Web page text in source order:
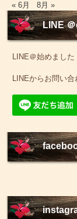
« 6月 8月 »
LINE
LINE＠始めました
LINEからお問い